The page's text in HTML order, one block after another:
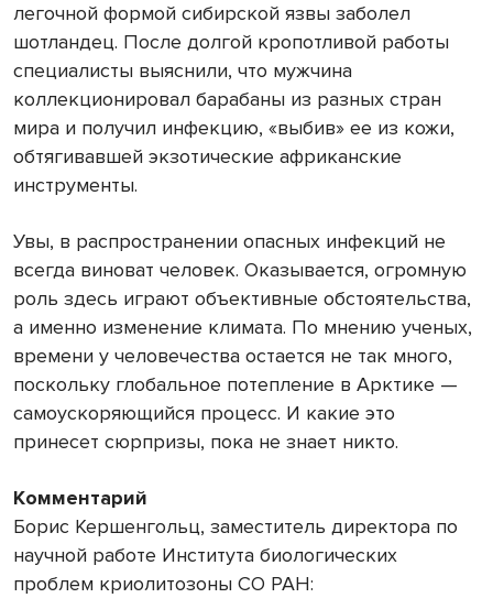
легочной формой сибирской язвы заболел
шотландец. После долгой кропотливой работы
специалисты выяснили, что мужчина
коллекционировал барабаны из разных стран
мира и получил инфекцию, «выбив» ее из кожи,
обтягивавшей экзотические афри­канские
инструменты.
Увы, в распространении опасных инфекций не
всегда виноват человек. Оказывается, огромную
роль здесь играют объективные обстоятельства,
а именно изменение климата. По мнению ученых,
времени у человечества остается не так много,
поскольку глобальное потепление в Арктике —
самоускоряющийся процесс. И какие это
принесет сюрпризы, пока не знает никто.
Комментарий
Борис Кершенгольц, заместитель директора по
научной работе Института биологических
проблем криолитозоны СО РАН: